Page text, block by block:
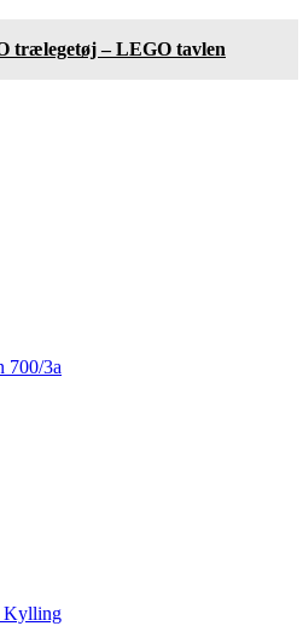
trælegetøj – LEGO tavlen
700/3a
Kylling